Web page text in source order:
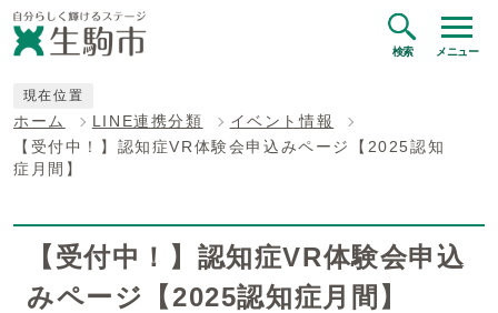
検索 メニュー
現在位置
ホーム LINE連携分類
イベント情報
【受付中！】認知症VR体験会申込みページ【2025認知
症月間】
【受付中！】認知症VR体験会申込
みページ【2025認知症月間】